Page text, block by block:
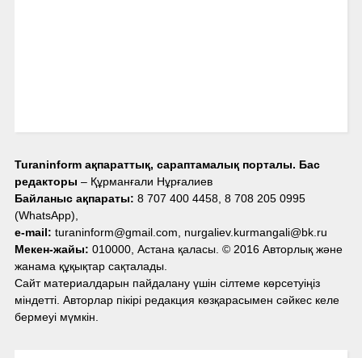
Turaninform ақпараттық, сараптамалық порталы. Бас
редакторы – Құрманғали Нұрғалиев
Байланыс ақпараты: 8 707 400 4458, 8 708 205 0995
(WhatsApp),
e-mail: turaninform@gmail.com, nurgaliev.kurmangali@bk.ru
Мекен-жайы: 010000, Астана қаласы. © 2016 Авторлық және
жанама құқықтар сақталады.
Сайт материалдарын пайдалану үшін сілтеме көрсетуіңіз
міндетті. Авторлар пікірі редакция көзқарасымен сәйкес келе
бермеуі мүмкін.